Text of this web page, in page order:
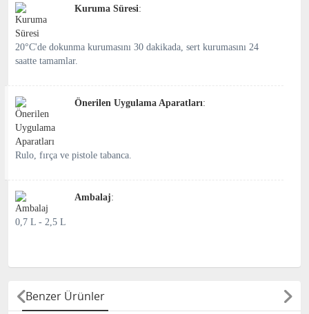
Kuruma Süresi:
20°C'de dokunma kurumasını 30 dakikada, sert kurumasını 24
saatte tamamlar.
Önerilen Uygulama Aparatları:
Rulo, fırça ve pistole tabanca.
Ambalaj:
0,7 L - 2,5 L
Benzer Ürünler